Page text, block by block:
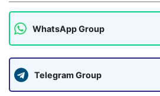
WhatsApp Group
Telegram Group